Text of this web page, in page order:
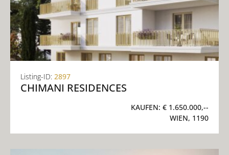
Listing-ID: 2897
CHIMANI RESIDENCES
KAUFEN: € 1.650.000,--
WIEN, 1190